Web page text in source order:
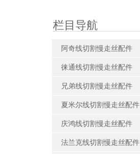
栏目导航
阿奇线切割慢走丝配件
徕通线切割慢走丝配件
兄弟线切割慢走丝配件
夏米尔线切割慢走丝配件
庆鸿线切割慢走丝配件
法兰克线切割慢走丝配件